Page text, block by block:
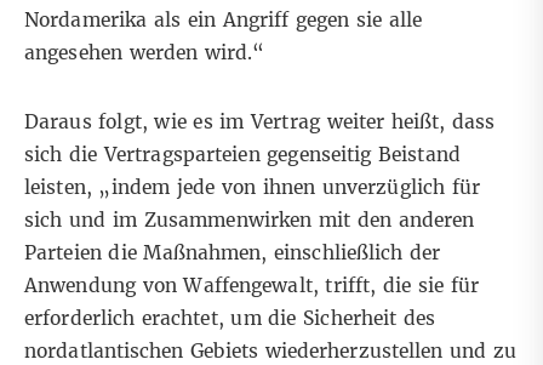
Nordamerika als ein Angriff gegen sie alle
angesehen werden wird.“
Daraus folgt, wie es im Vertrag weiter heißt, dass
sich die Vertragsparteien gegenseitig Beistand
leisten, „indem jede von ihnen unverzüglich für
sich und im Zusammenwirken mit den anderen
Parteien die Maßnahmen, einschließlich der
Anwendung von Waffengewalt, trifft, die sie für
erforderlich erachtet, um die Sicherheit des
nordatlantischen Gebiets wiederherzustellen und zu